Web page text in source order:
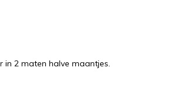
in 2 maten halve maantjes.